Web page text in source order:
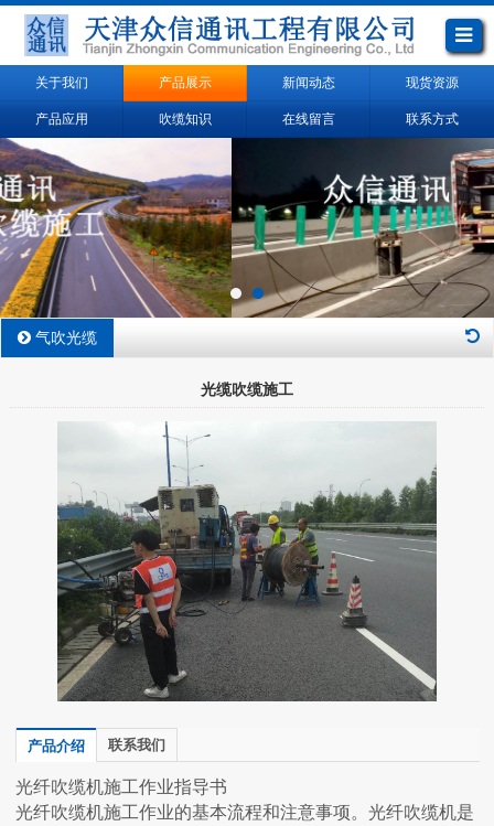
关于我们 产品展示 新闻动态 现货资源
产品应用 吹缆知识 在线留言 联系方式
气吹光缆
光缆吹缆施工
产品介绍 联系我们
光纤吹缆机施工作业指导书
光纤吹缆机施工作业的基本流程和注意事项。光纤吹缆机是